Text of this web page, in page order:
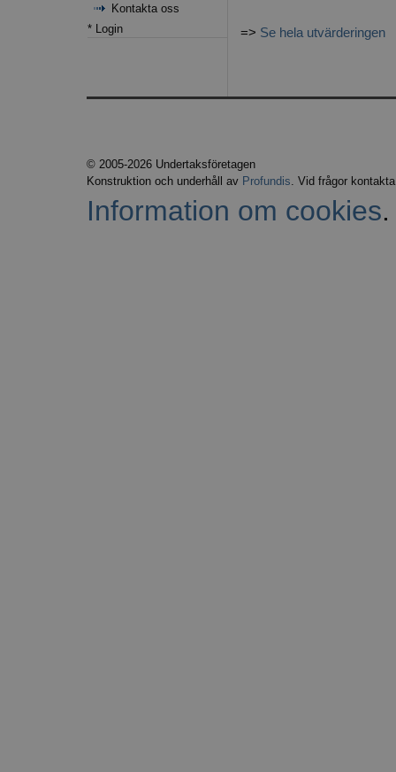
=> Se hela utvärderingen
Kontakta oss
* Login
© 2005-2026 Undertaksföretagen
Konstruktion och underhåll av Profundis. Vid frågor
Information om cookies.